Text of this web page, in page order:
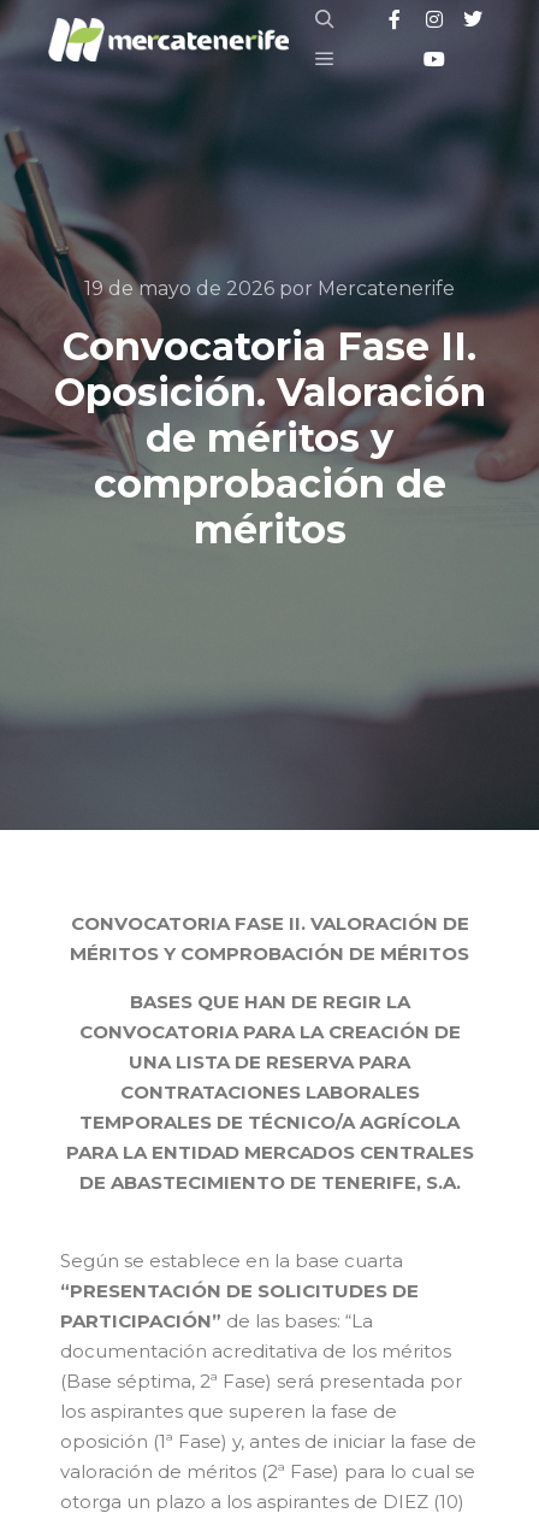
19 de mayo de 2026 por Mercatenerife
Convocatoria Fase II.
Oposición. Valoración
de méritos y
comprobación de
méritos
CONVOCATORIA FASE II. VALORACIÓN DE
MÉRITOS Y COMPROBACIÓN DE MÉRITOS
BASES QUE HAN DE REGIR LA
CONVOCATORIA PARA LA CREACIÓN DE
UNA LISTA DE RESERVA PARA
CONTRATACIONES LABORALES
TEMPORALES DE TÉCNICO/A AGRÍCOLA
PARA LA ENTIDAD MERCADOS CENTRALES
DE ABASTECIMIENTO DE TENERIFE, S.A.
Según se establece en la base cuarta
“PRESENTACIÓN DE SOLICITUDES DE
PARTICIPACIÓN” de las bases: “La
documentación acreditativa de los méritos
(Base séptima, 2ª Fase) será presentada por
los aspirantes que superen la fase de
oposición (1ª Fase) y, antes de iniciar la fase de
valoración de méritos (2ª Fase) para lo cual se
otorga un plazo a los aspirantes de DIEZ (10)